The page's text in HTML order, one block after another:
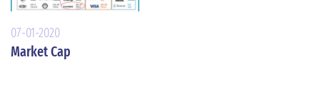
07-01-2020
Market Cap